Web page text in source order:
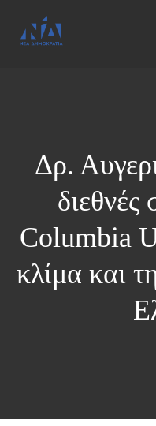
Δρ.
διεθνές
Columbia
κλίμα και